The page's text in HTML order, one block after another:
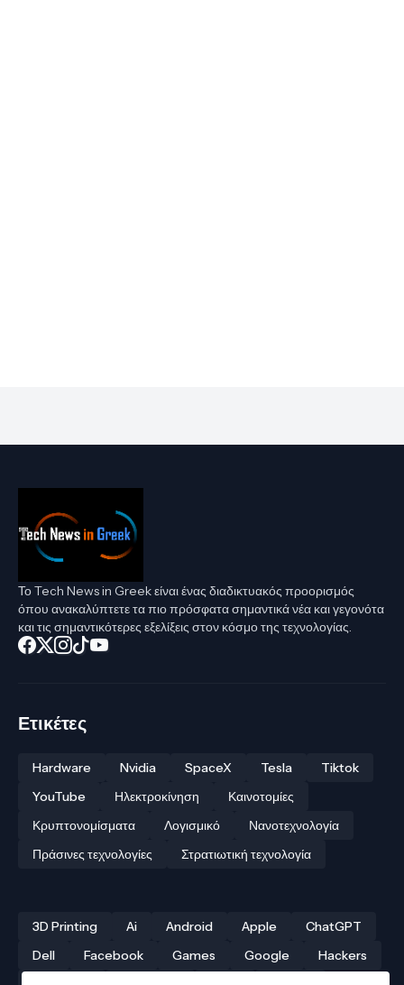
Το Tech News in Greek είναι ένας διαδικτυακός προορισμός
όπου ανακαλύπτετε τα πιο πρόσφατα σημαντικά νέα και γεγονότα
και τις σημαντικότερες εξελίξεις στον κόσμο της τεχνολογίας.
Ετικέτες
Hardware Nvidia SpaceX Tesla
Tiktok
YouTube
Ηλεκτροκίνηση
Καινοτομίες
Κρυπτονομίσματα
Λογισμικό
Νανοτεχνολογία
Πράσινες τεχνολογίες
Στρατιωτική τεχνολογία
3D Printing Ai Android Apple
ChatGPT
Dell
Facebook Games Google
Hackers